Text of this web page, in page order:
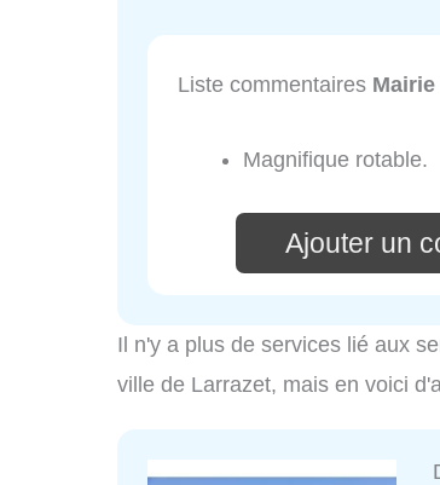
Liste commentaires
Magnifique rotable.
Ajouter un
Il n'y a plus de services lié aux
ville de Larrazet, mais en voici